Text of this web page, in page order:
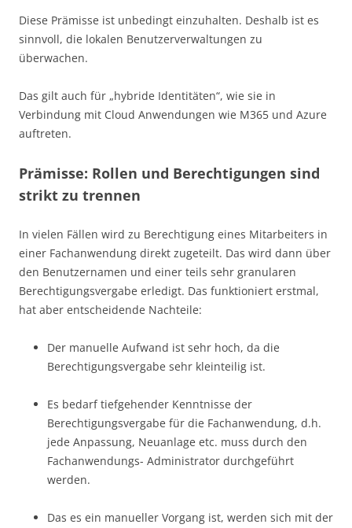
Diese Prämisse ist unbedingt einzuhalten. Deshalb ist es
sinnvoll, die lokalen Benutzerverwaltungen zu
überwachen.
Das gilt auch für „hybride Identitäten“, wie sie in
Verbindung mit Cloud Anwendungen wie M365 und Azure
auftreten.
Prämisse: Rollen und Berechtigungen sind
strikt zu trennen
In vielen Fällen wird zu Berechtigung eines Mitarbeiters in
einer Fachanwendung direkt zugeteilt. Das wird dann über
den Benutzernamen und einer teils sehr granularen
Berechtigungsvergabe erledigt. Das funktioniert erstmal,
hat aber entscheidende Nachteile:
Der manuelle Aufwand ist sehr hoch, da die
Berechtigungsvergabe sehr kleinteilig ist.
Es bedarf tiefgehender Kenntnisse der
Berechtigungsvergabe für die Fachanwendung, d.h.
jede Anpassung, Neuanlage etc. muss durch den
Fachanwendungs- Administrator durchgeführt
werden.
Das es ein manueller Vorgang ist, werden sich mit der